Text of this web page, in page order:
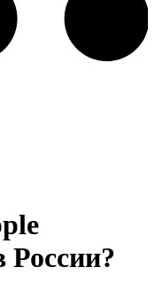
России?